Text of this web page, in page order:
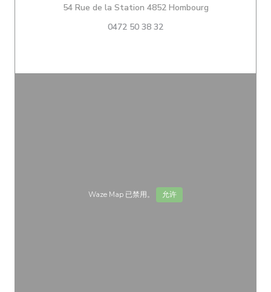
54 Rue de la Station 4852 Hombourg((在新窗口中打
0472 50 38 32
Waze Map 已禁用。 允许